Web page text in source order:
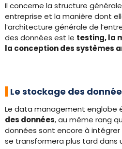
Il concerne la structure
entreprise et la manière dont
l’architecture générale de
des données est le testing, la
la conception des systèmes
Le stockage des
Le data management englobe
des données, au même rang
données sont encore à
se transformera plus tard dans